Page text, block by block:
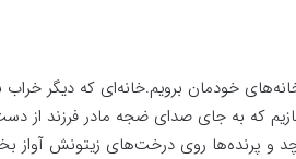
خودمان برویم.خانه‌ای که دیگر
که به جای صدای ضجه مادر فرزند از
و پرنده‌ها روی درخت‌های زیتونش آواز